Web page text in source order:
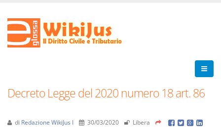
Decreto Legge del 2020 numero 18 art. 86
di Redazione WikiJus I 30/03/2020 Libera